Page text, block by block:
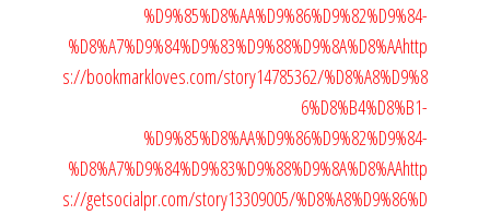
%D9%85%D8%AA%D9%86%D9%82%D9%84-
%D8%A7%D9%84%D9%83%D9%88%D9%8A%D8%AAhttp
s://bookmarkloves.com/story14785362/%D8%A8%D9%8
6%D8%B4%D8%B1-
%D9%85%D8%AA%D9%86%D9%82%D9%84-
%D8%A7%D9%84%D9%83%D9%88%D9%8A%D8%AAhttp
s://getsocialpr.com/story13309005/%D8%A8%D9%86%D